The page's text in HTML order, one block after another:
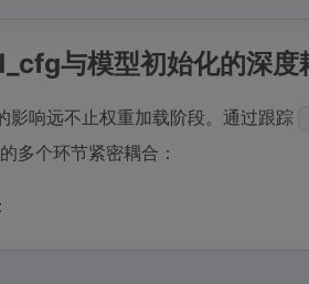
与模型初始化的深度
影响远不止权重加载阶段。通过跟踪
多个环节紧密耦合：
：